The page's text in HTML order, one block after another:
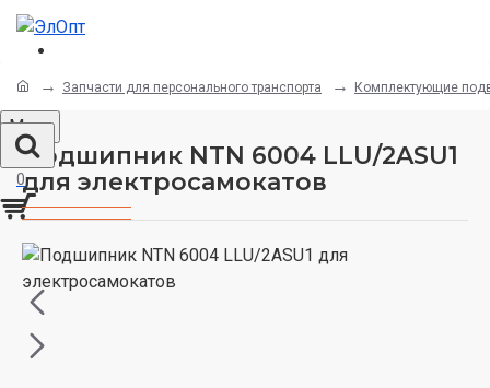
Menu
0
Запчасти для персонального транспорта Комплектующие
Подшипник NTN 6004 LLU/2ASU1
для электросамокатов